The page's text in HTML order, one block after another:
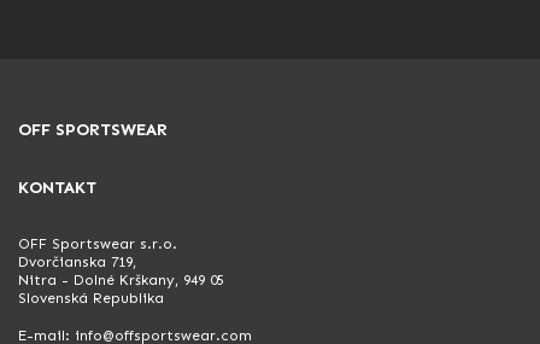
OFF SPORTSWEAR
KONTAKT
OFF Sportswear s.r.o.
Dvorčianska 719,
Nitra - Dolné Krškany, 949 05
Slovenská Republika
E-mail: info@offsportswear.com